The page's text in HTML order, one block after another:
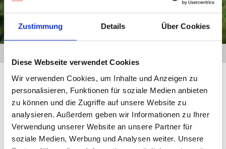
Zustimmung Details Über Cookies
Diese Webseite verwendet Cookies
Wir verwenden Cookies, um Inhalte und Anzeigen zu
personalisieren, Funktionen für soziale Medien anbieten
zu können und die Zugriffe auf unsere Website zu
analysieren. Außerdem geben wir Informationen zu Ihrer
Verwendung unserer Website an unsere Partner für
soziale Medien, Werbung und Analysen weiter. Unsere
ÜBERSEE UMZUG
Über Grenzen hinweg: Wir bringen Sie heim
Wir von UTS glauben daran, dass sich die besten Abenteuer